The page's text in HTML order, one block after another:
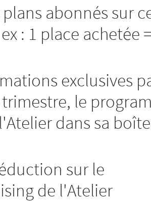
plans abonnés sur
: 1 place achetée
exclusives
le
dans sa
sur le
de l'Atelier